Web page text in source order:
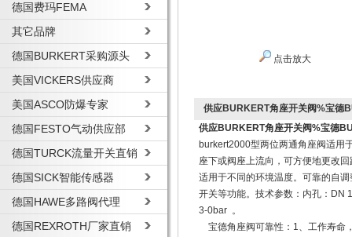
德国费玛FEMA
其它品牌
德国BURKERT采购源头
美国VICKERS供应商
美国ASCO防爆专家
德国FESTO气动供应部
德国TURCK流量开关直销
德国SICK智能传感器
德国HAWE多路阀代理
德国REXROTH厂家直销
点击放大
供应BURKERT角座开关阀%宝德
供应BURKERT角座开关阀%宝德
burkert2000型两位两通角座阀适用
座下或阀座上流向，可方便地更改
适用于不同的环境温度。可靠的自
开关等功能。技术参数：内孔：DN
3-0bar 。
宝德角座阀可靠性：1、工作寿命